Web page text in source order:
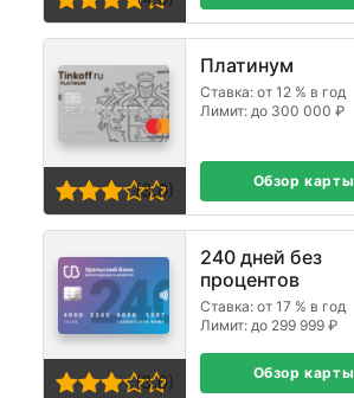
Платинум
Ставка: от 12 % в год
Лимит: до 300 000 ₽
(3,0) Обзор карты
240 дней без
процентов
Ставка: от 17 % в год
Лимит: до 299 999 ₽
(3,0) Обзор карты